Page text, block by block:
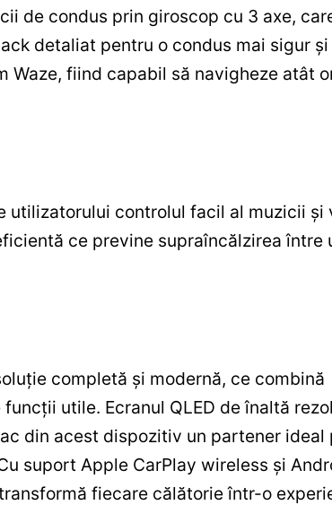
de condus prin giroscop cu 3 axe,
detaliat pentru o condus mai sigur
fiind capabil să navigheze atât
utilizatorului controlul facil al muzicii și
ce previne supraîncălzirea între
completă și modernă, ce combină
utile. Ecranul QLED de înaltă
din acest dispozitiv un partener ideal
suport Apple CarPlay wireless și
fiecare călătorie într-o